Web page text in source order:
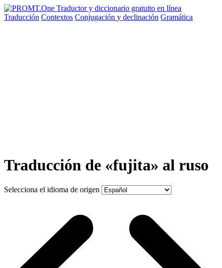
Traducción Contextos Conjugación y declinación Gramática
Traducción de «fujita» al ruso
Selecciona el idioma de origen